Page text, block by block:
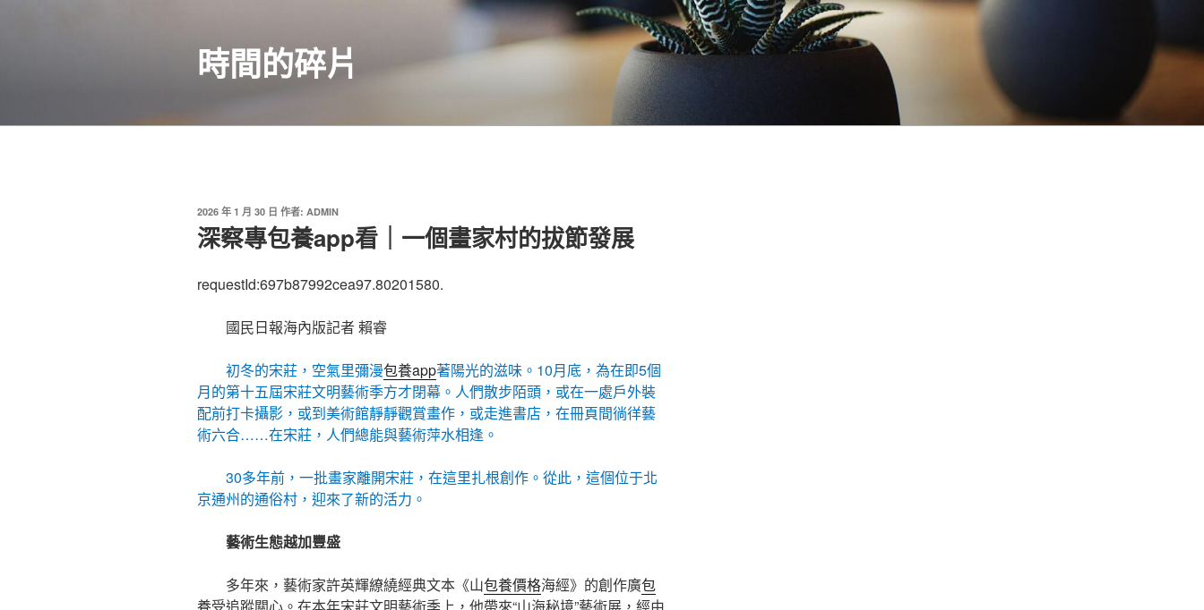
時間的碎片
發
佈
於
2026 年 1 月 30 日 作者: ADMIN
深察專包養app看｜一個畫家村的拔節發展
requestId:697b87992cea97.80201580.
國民日報海內版記者 賴睿
初冬的宋莊，空氣里彌漫包養app著陽光的滋味。10月底，為在即5個
月的第十五屆宋莊文明藝術季方才閉幕。人們散步陌頭，或在一處戶外裝
配前打卡攝影，或到美術館靜靜觀賞畫作，或走進書店，在冊頁間徜徉藝
術六合……在宋莊，人們總能與藝術萍水相逢。
30多年前，一批畫家離開宋莊，在這里扎根創作。從此，這個位于北
京通州的通俗村，迎來了新的活力。
藝術生態越加豐盛
多年來，藝術家許英輝繚繞經典文本《山包養價格海經》的創作廣包